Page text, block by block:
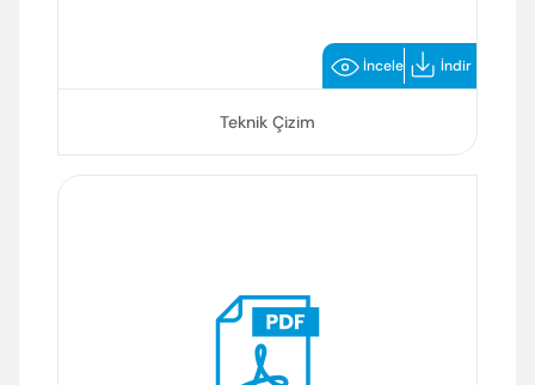
İncele İndir
Teknik Çizim